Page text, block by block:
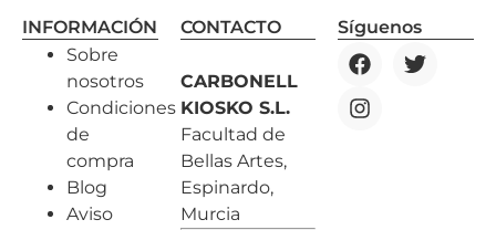
INFORMACIÓN
Sobre
nosotros
Condiciones
de
compra
Blog
Aviso
CONTACTO
CARBONELL
KIOSKO S.L.
Facultad de
Bellas Artes,
Espinardo,
Murcia
Síguenos